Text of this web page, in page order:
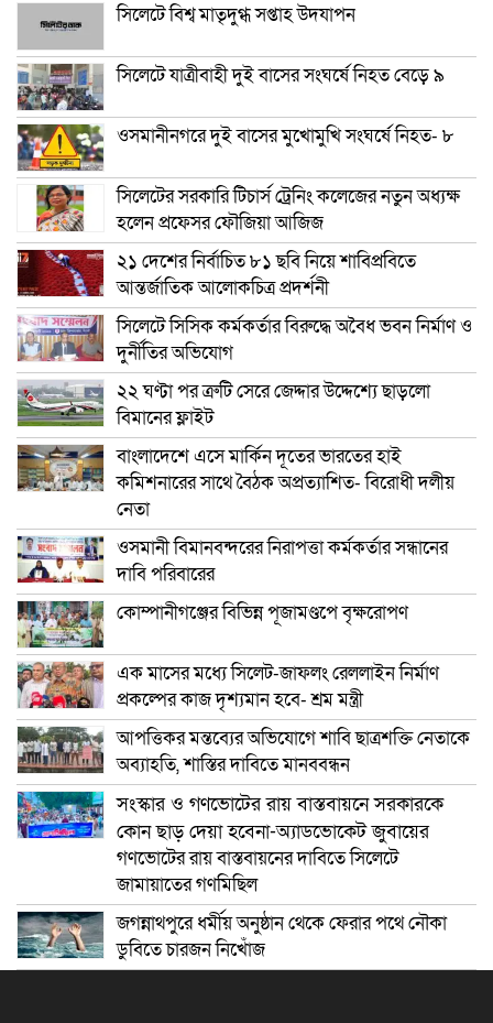
সিলেটে বিশ্ব মাতৃদুগ্ধ সপ্তাহ উদযাপন
সিলেটে যাত্রীবাহী দুই বাসের সংঘর্ষে নিহত বেড়ে ৯
ওসমানীনগরে দুই বাসের মুখোমুখি সংঘর্ষে নিহত- ৮
সিলেটের সরকারি টিচার্স ট্রেনিং কলেজের নতুন অধ্যক্ষ
হলেন প্রফেসর ফৌজিয়া আজিজ
২১ দেশের নির্বাচিত ৮১ ছবি নিয়ে শাবিপ্রবিতে
আন্তর্জাতিক আলোকচিত্র প্রদর্শনী
সিলেটে সিসিক কর্মকর্তার বিরুদ্ধে অবৈধ ভবন নির্মাণ ও
দুর্নীতির অভিযোগ
২২ ঘণ্টা পর ত্রুটি সেরে জেদ্দার উদ্দেশ্যে ছাড়লো
বিমানের ফ্লাইট
বাংলাদেশে এসে মার্কিন দূতের ভারতের হাই
কমিশনারের সাথে বৈঠক অপ্রত্যাশিত- বিরোধী দলীয়
নেতা
ওসমানী বিমানবন্দরের নিরাপত্তা কর্মকর্তার সন্ধানের
দাবি পরিবারের
কোম্পানীগঞ্জের বিভিন্ন পূজামণ্ডপে বৃক্ষরোপণ
এক মাসের মধ্যে সিলেট-জাফলং রেললাইন নির্মাণ
প্রকল্পের কাজ দৃশ্যমান হবে- শ্রম মন্ত্রী
আপত্তিকর মন্তব্যের অভিযোগে শাবি ছাত্রশক্তি নেতাকে
অব্যাহতি, শাস্তির দাবিতে মানববন্ধন
সংস্কার ও গণভোটের রায় বাস্তবায়নে সরকারকে
কোন ছাড় দেয়া হবেনা-অ্যাডভোকেট জুবায়ের
গণভোটের রায় বাস্তবায়নের দাবিতে সিলেটে
জামায়াতের গণমিছিল
জগন্নাথপুরে ধর্মীয় অনুষ্ঠান থেকে ফেরার পথে নৌকা
ডুবিতে চারজন নিখোঁজ